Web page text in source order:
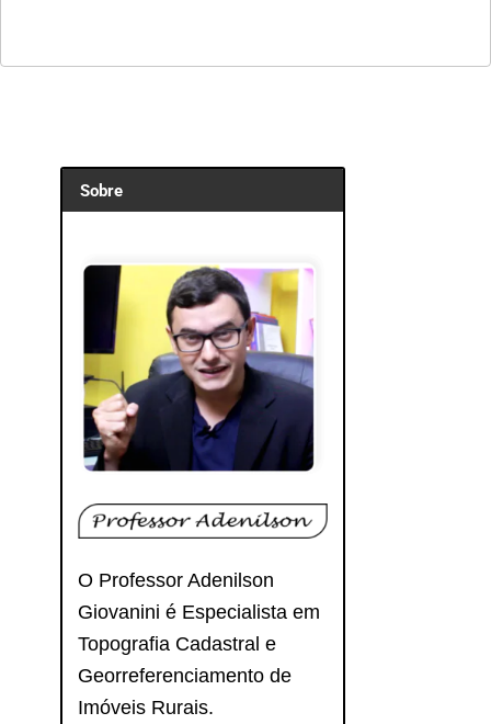
Sobre
O Professor Adenilson
Giovanini é Especialista em
Topografia Cadastral e
Georreferenciamento de
Imóveis Rurais.